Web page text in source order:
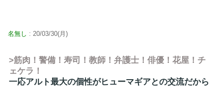
名無し : 20/03/30(月)
>筋肉！警備！寿司！教師！弁護士！俳優！花屋！チ
ェケラ！
一応アルト最大の個性がヒューマギアとの交流だから